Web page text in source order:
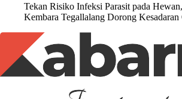
Tekan Risiko Infeksi Parasit pada
Kembara Tegallalang Dorong